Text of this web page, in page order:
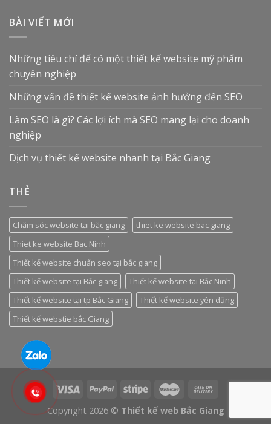
BÀI VIẾT MỚI
Những tiêu chí để có một thiết kế website mỹ phẩm
chuyên nghiệp
Những vấn đề thiết kế website ảnh hưởng đến SEO
Làm SEO là gì? Các lợi ích mà SEO mang lại cho doanh
nghiệp
Dịch vụ thiết kế website nhanh tại Bắc Giang
THẺ
Chăm sóc website tại băc giang
thiet ke website bac giang
Thiet ke website Bac Ninh
Thiết kế website chuẩn seo tại bắc giang
Thiết kế website tại Bắc giang
Thiết kế website tại Bắc Ninh
Thiết kế website tại tp Bắc Giang
Thiết kế website yên dũng
Thiết kế webstie bắc Giang
Copyright 2026 © Thiết kế web Bắc Giang